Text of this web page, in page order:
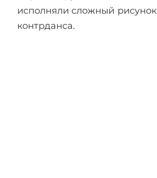
исполняли сложный рисунок
контрданса.